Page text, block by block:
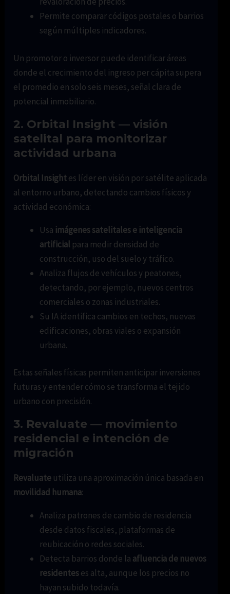
Permite comparar códigos postales o barrios
según múltiples indicadores.
Un promotor o inversor puede identificar áreas
donde el crecimiento del ingreso per cápita supera
el promedio en solo seis meses, señal clara de
potencial inmobiliario.
2. Orbital Insight — visión
satelital para monitorizar
actividad urbana
Orbital Insightes líder en visión por satélite aplicada
al entorno urbano, detectando cambios físicos y
actividad económica:
Usa imágenes satelitales e inteligencia
artificial para medir densidad de
construcción, uso del suelo y tráfico.
Analiza flujos de vehículos y peatones,
detectando, por ejemplo, nuevos centros
comerciales o zonas industriales.
Su IA identifica cambios en techos, nuevas
edificaciones, obras viales o expansión
urbana.
Estas señales físicas permiten anticipar inversiones
futuras y entender cómo se transforma el tejido
urbano con precisión.
3. Revaluate — movimiento
residencial e intención de
migración
Revaluate utiliza una aproximación única basada en
movilidad humana:
Analiza patrones de cambio de residencia
desde datos fiscales, plataformas de
reubicación o redes sociales.
Detecta barrios donde la afluencia de nuevos
residenteses alta, aunque los precios no
hayan subido todavía.